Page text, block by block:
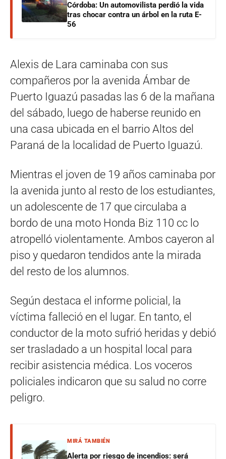
Córdoba: Un automovilista perdió la vida
tras chocar contra un árbol en la ruta E-
56
Alexis de Lara caminaba con sus
compañeros por la avenida Ámbar de
Puerto Iguazú pasadas las 6 de la mañana
del sábado, luego de haberse reunido en
una casa ubicada en el barrio Altos del
Paraná de la localidad de Puerto Iguazú.
Mientras el joven de 19 años caminaba por
la avenida junto al resto de los estudiantes,
un adolescente de 17 que circulaba a
bordo de una moto Honda Biz 110 cc lo
atropelló violentamente. Ambos cayeron al
piso y quedaron tendidos ante la mirada
del resto de los alumnos.
Según destaca el informe policial, la
víctima falleció en el lugar. En tanto, el
conductor de la moto sufrió heridas y debió
ser trasladado a un hospital local para
recibir asistencia médica. Los voceros
policiales indicaron que su salud no corre
peligro.
MIRÁ TAMBIÉN
Alerta por riesgo de incendios: será